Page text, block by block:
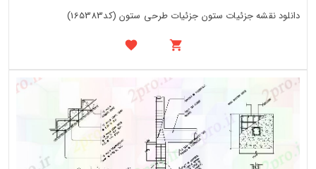
دانلود نقشه جزئیات ستون جزئیات طرحی ستون (کد165383)